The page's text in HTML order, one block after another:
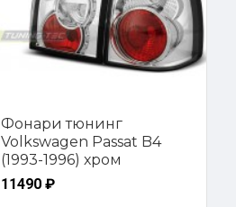
Фонари тюнинг
Volkswagen Passat B4
(1993-1996) хром
11490 ₽